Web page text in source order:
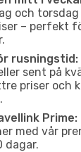
och
– perfekt
rusningstid:
sent på
priser och
Prime:
med vår
dagar.